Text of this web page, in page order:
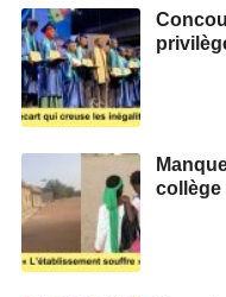
collège